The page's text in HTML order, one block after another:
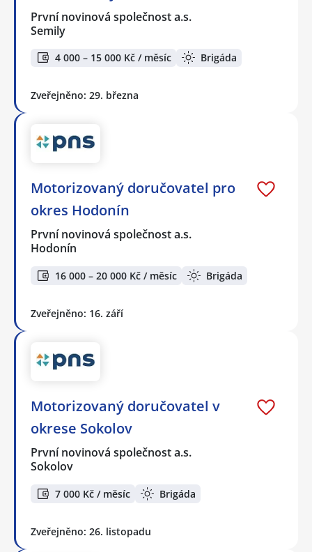
První novinová společnost a.s.
Semily
4 000 – 15 000 Kč / měsíc Brigáda
Zveřejněno: 29. března
Motorizovaný doručovatel pro
okres Hodonín
První novinová společnost a.s.
Hodonín
16 000 – 20 000 Kč / měsíc Brigáda
Zveřejněno: 16. září
Motorizovaný doručovatel v
okrese Sokolov
První novinová společnost a.s.
Sokolov
7 000 Kč / měsíc Brigáda
Zveřejněno: 26. listopadu